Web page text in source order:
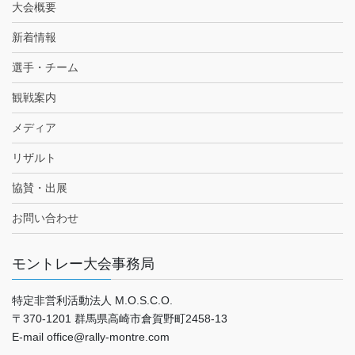
大会概要
新着情報
選手・チーム
観戦案内
メディア
リザルト
協賛・出展
お問い合わせ
モントレー大会事務局
特定非営利活動法人 M.O.S.C.O.
〒370-1201 群馬県高崎市倉賀野町2458-13
E-mail office@rally-montre.com